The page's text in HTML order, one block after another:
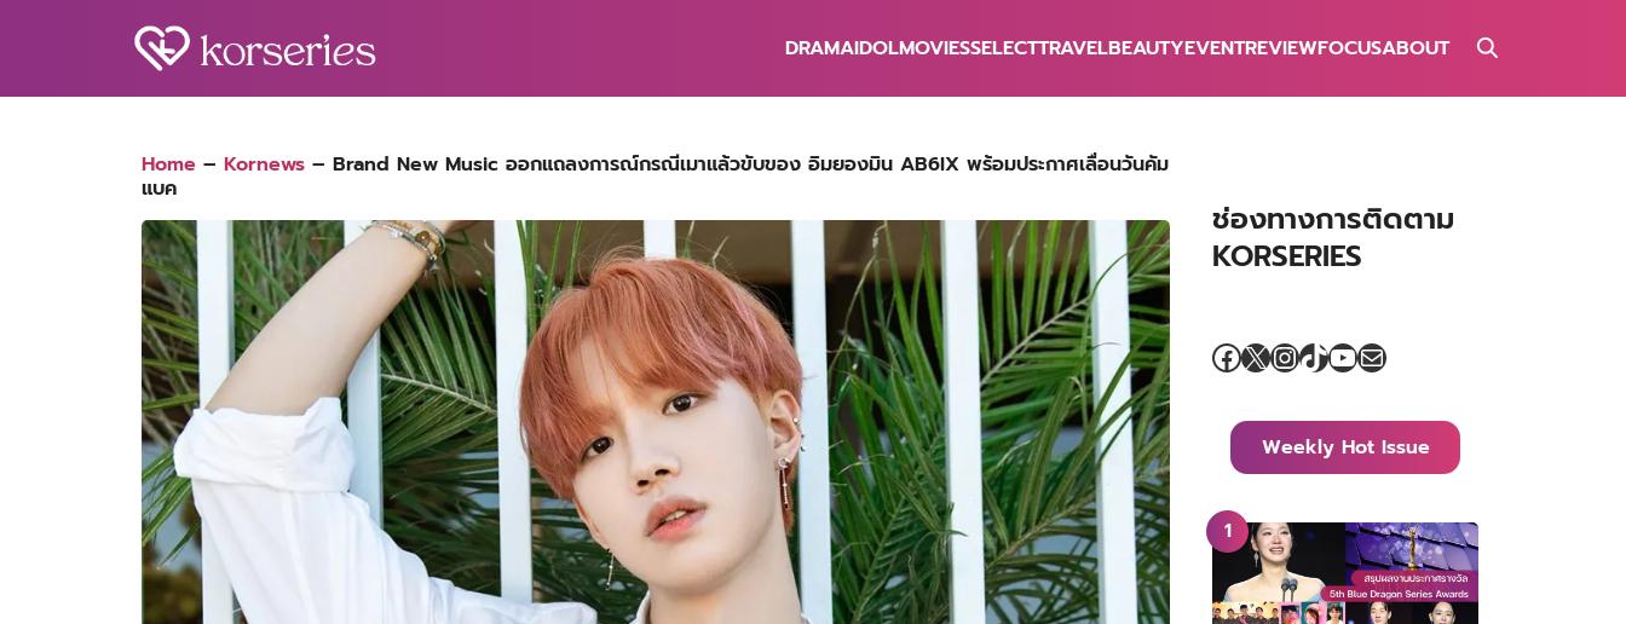
DRAMAIDOLMOVIESSELECTTRAVELBEAUTYEVENTREVIEWFOCUSABOUT
Home – Kornews – Brand New Music ออกแถลงการณ์กรณีเมาแล้วขับของ อิมยองมิน AB6IX พร้อมประกาศเลื่อนวันคัม
แบค
ช่องทางการติดตาม
KORSERIES
Facebook
X Instagram
TikTok
YouTube
Mail
Weekly Hot Issue